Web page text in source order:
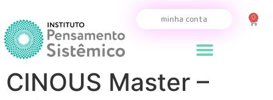
minha conta 0
CINOUS Master –